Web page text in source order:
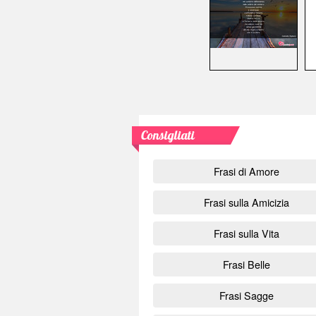
Consigliati
Frasi di Amore
Frasi sulla Amicizia
Frasi sulla Vita
Frasi Belle
Frasi Sagge